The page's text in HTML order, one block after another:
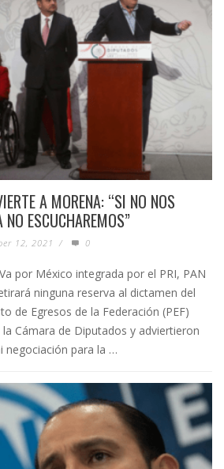
A MORENA: “SI NO NOS
ESCUCHAREMOS”
12, 2021 / 0
por México integrada por el PRI, PAN
ninguna reserva al dictamen del
de Egresos de la Federación (PEF)
Cámara de Diputados y adviertieron
negociación para la …